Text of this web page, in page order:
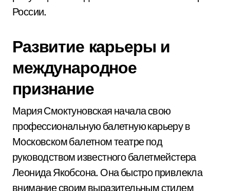
России.
Развитие карьеры и
международное
признание
Мария Смоктуновская начала свою
профессиональную балетную карьеру в
Московском балетном театре под
руководством известного балетмейстера
Леонида Якобсона. Она быстро привлекла
внимание своим выразительным стилем